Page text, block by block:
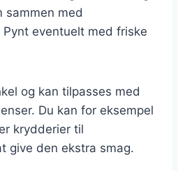
sammen med
eventuelt med friske
og kan tilpasses med
Du kan for eksempel
krydderier til
give den ekstra smag.